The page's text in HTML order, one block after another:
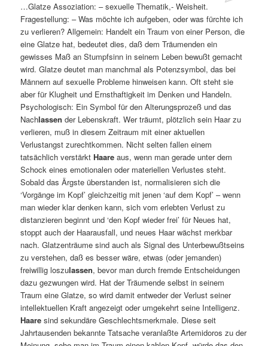
…Glatze Assoziation: – sexuelle Thematik,- Weisheit.
Fragestellung: – Was möchte ich aufgeben, oder was fürchte ich
zu verlieren? Allgemein: Handelt ein Traum von einer Person, die
eine Glatze hat, bedeutet dies, daß dem Träumenden ein
gewisses Maß an Stumpfsinn in seinem Leben bewußt gemacht
wird. Glatze deutet man manchmal als Potenzsymbol, das bei
Männern auf sexuelle Probleme hinweisen kann. Oft steht sie
aber für Klugheit und Ernsthaftigkeit im Denken und Handeln.
Psychologisch: Ein Symbol für den Alterungsprozeß und das
Nachlassen der Lebenskraft. Wer träumt, plötzlich sein Haar zu
verlieren, muß in diesem Zeitraum mit einer aktuellen
Verlustangst zurechtkommen. Nicht selten fallen einem
tatsächlich verstärktHaare aus, wenn man gerade unter dem
Schock eines emotionalen oder materiellen Verlustes steht.
Sobald das Ärgste überstanden ist, normalisieren sich die
‘Vorgänge im Kopf’ gleichzeitig mit jenen ‘auf dem Kopf’ – wenn
man wieder klar denken kann, sich vom erlebten Verlust zu
distanzieren beginnt und ‘den Kopf wieder frei’ für Neues hat,
stoppt auch der Haarausfall, und neues Haar wächst merkbar
nach. Glatzenträume sind auch als Signal des Unterbewußtseins
zu verstehen, daß es besser wäre, etwas (oder jemanden)
freiwillig loszulassen, bevor man durch fremde Entscheidungen
dazu gezwungen wird. Hat der Träumende selbst in seinem
Traum eine Glatze, so wird damit entweder der Verlust seiner
intellektuellen Kraft angezeigt oder umgekehrt seine Intelligenz.
Haare sind sekundäre Geschlechtsmerkmale. Diese seit
Jahrtausenden bekannte Tatsache veranlaßte Artemidoros zu der